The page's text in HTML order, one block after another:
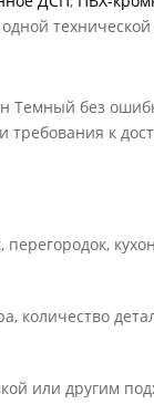
Темный без
требования к
перегородок,
количество
или другим